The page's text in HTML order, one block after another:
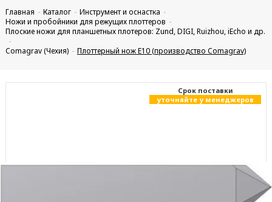
Главная Каталог
Инструмент и оснастка
Ножи и пробойники для режущих плоттеров
Плоские ножи для планшетных плотеров: Zund, DIGI, Ruizhou, iEcho и др.
Comagrav (Чехия)
Плоттерный нож E10 (производство Comagrav)
Cрок поставки
уточняйте у менеджеров